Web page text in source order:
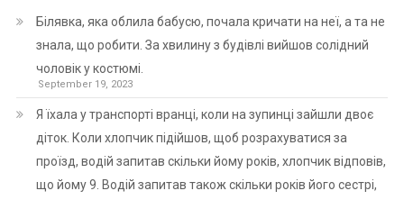
Білявка, яка облила бабусю, почала кричати на неї, а та не
знала, що робити. За хвилину з будівлі вийшов солідний
чоловік у костюмі.
September 19, 2023
Я їхала у транспорті вранці, коли на зупинці зайшли двоє
діток. Коли хлопчик підійшов, щоб розрахуватися за
проїзд, водій запитав скільки йому років, хлопчик відповів,
що йому 9. Водій запитав також скільки років його сестрі,